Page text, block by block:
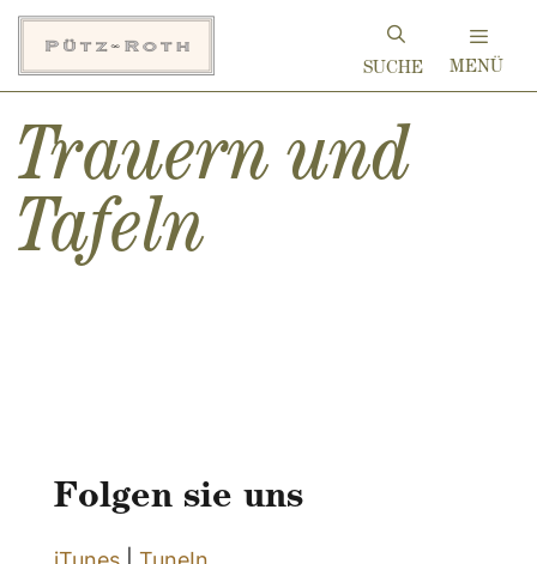
Zum
Inhalt
springen
MENÜ
Trauern und
Tafeln
Folgen sie uns